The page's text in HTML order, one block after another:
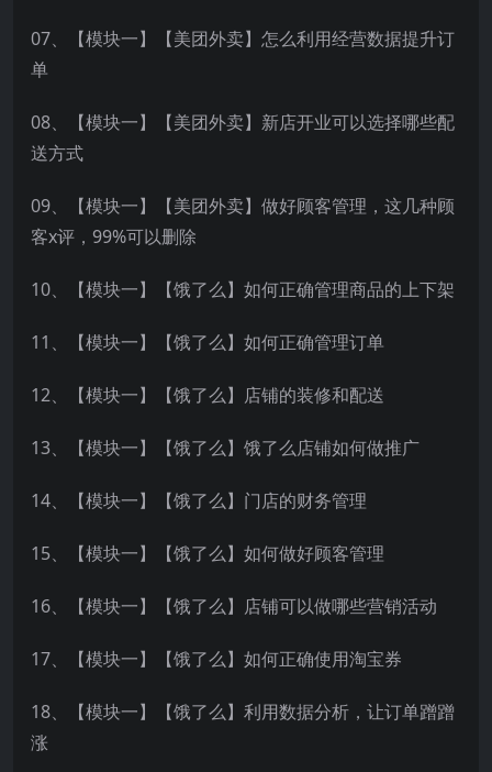
07、【模块一】【美团外卖】怎么利用经营数据提升订
单
08、【模块一】【美团外卖】新店开业可以选择哪些配
送方式
09、【模块一】【美团外卖】做好顾客管理，这几种顾
客x评，99%可以删除
10、【模块一】【饿了么】如何正确管理商品的上下架
11、【模块一】【饿了么】如何正确管理订单
12、【模块一】【饿了么】店铺的装修和配送
13、【模块一】【饿了么】饿了么店铺如何做推广
14、【模块一】【饿了么】门店的财务管理
15、【模块一】【饿了么】如何做好顾客管理
16、【模块一】【饿了么】店铺可以做哪些营销活动
17、【模块一】【饿了么】如何正确使用淘宝券
18、【模块一】【饿了么】利用数据分析，让订单蹭蹭
涨